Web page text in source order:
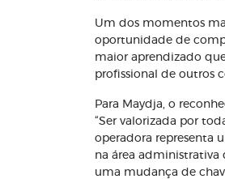
Um dos momentos
oportunidade de
maior aprendizado
profissional de outros
Para Maydja, o
“Ser valorizada por
operadora representa
na área administrativa
uma mudança de